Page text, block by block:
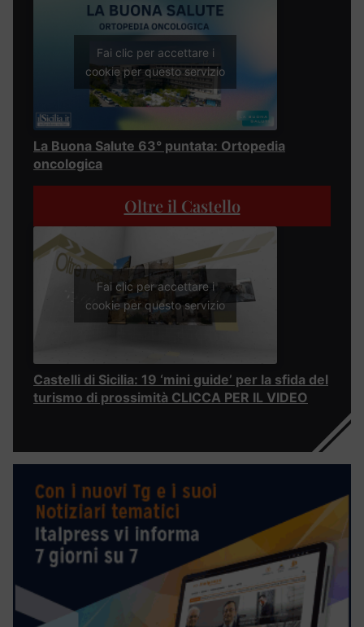
Fai clic per accettare i
cookie per questo servizio
La Buona Salute 63° puntata: Ortopedia
oncologica
Oltre il Castello
Fai clic per accettare i
cookie per questo servizio
Castelli di Sicilia: 19 ‘mini guide’ per la sfida del
turismo di prossimità CLICCA PER IL VIDEO